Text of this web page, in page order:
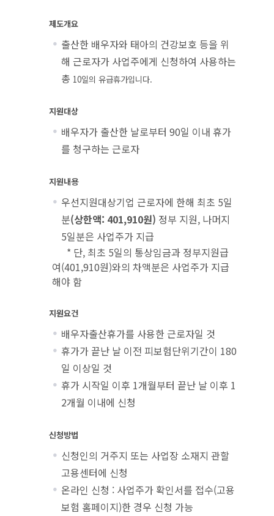
제도개요
출산한 배우자와 태아의 건강보호 등을 위
해 근로자가 사업주에게 신청하여 사용하는
총 10일의 유급휴가입니다.
지원대상
배우자가 출산한 날로부터 90일 이내 휴가
를 청구하는 근로자
지원내용
우선지원대상기업 근로자에 한해 최초 5일
분(상한액: 401,910원) 정부 지원, 나머지
5일분은 사업주가 지급
* 단, 최초 5일의 통상임금과 정부지원급
여(401,910원)와의 차액분은 사업주가 지급
해야 함
지원요건
배우자출산휴가를 사용한 근로자일 것
휴가가 끝난 날 이전 피보험단위기간이 180
일 이상일 것
휴가 시작일 이후 1개월부터 끝난 날 이후 1
2개월 이내에 신청
신청방법
신청인의 거주지 또는 사업장 소재지 관할
고용센터에 신청
온라인 신청 : 사업주가 확인서를 접수(고용
보험 홈페이지)한 경우 신청 가능